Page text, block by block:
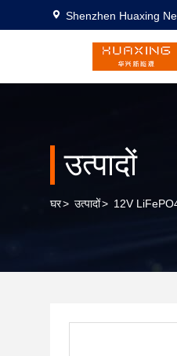
Shenzhen Huaxing
उत्पादों
घर> उत्पादों> 12V